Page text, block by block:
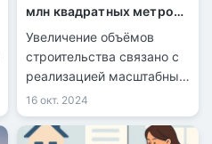
млн квадратных метров
жилья
Увеличение объёмов
строительства связано с
реализацией масштабных
государственных
программ в сфере жилья
и инфраструктуры.
16 окт. 2024